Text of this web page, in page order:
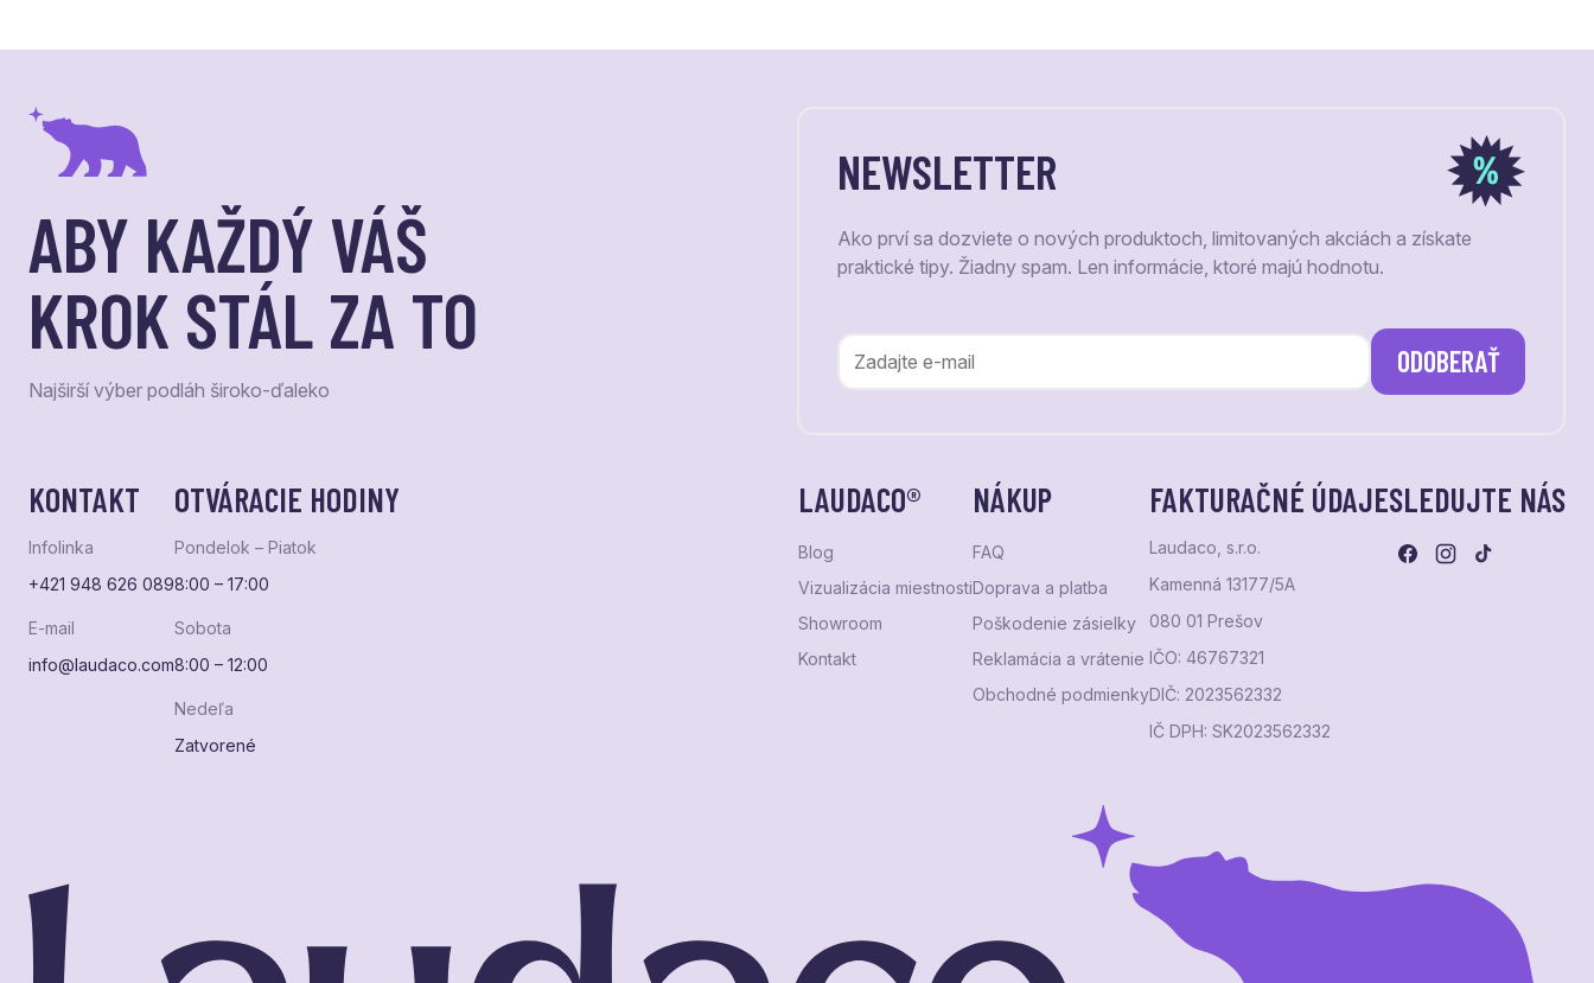
ABY KAŽDÝ VÁŠ
KROK STÁL ZA TO
Najširší výber podláh široko-ďaleko
NEWSLETTER
Ako prví sa dozviete o nových produktoch, limitovaných akciách a získate
praktické tipy. Žiadny spam. Len informácie, ktoré majú hodnotu.
ODOBERAŤ
KONTAKT
Infolinka
+421 948 626 089
E-mail
info@laudaco.com
OTVÁRACIE HODINY
Pondelok – Piatok
8:00 – 17:00
Sobota
8:00 – 12:00
Nedeľa
Zatvorené
LAUDACO®
Blog
Vizualizácia miestnosti
Showroom
Kontakt
NÁKUP
FAQ
Doprava a platba
Poškodenie zásielky
Reklamácia a vrátenie
Obchodné podmienky
FAKTURAČNÉ ÚDAJE
Laudaco, s.r.o.
Kamenná 13177/5A
080 01 Prešov
IČO: 46767321
DIČ: 2023562332
IČ DPH: SK2023562332
SLEDUJTE NÁS